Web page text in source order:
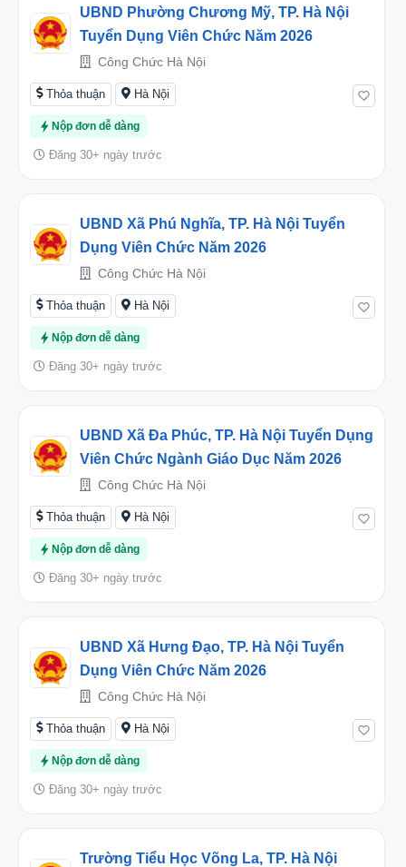
UBND Phường Chương Mỹ, TP. Hà Nội
Tuyển Dụng Viên Chức Năm 2026
Công Chức Hà Nội
Thỏa thuận Hà Nội
Nộp đơn dễ dàng
Đăng 30+ ngày trước
UBND Xã Phú Nghĩa, TP. Hà Nội Tuyển
Dụng Viên Chức Năm 2026
Công Chức Hà Nội
Thỏa thuận Hà Nội
Nộp đơn dễ dàng
Đăng 30+ ngày trước
UBND Xã Đa Phúc, TP. Hà Nội Tuyển Dụng
Viên Chức Ngành Giáo Dục Năm 2026
Công Chức Hà Nội
Thỏa thuận Hà Nội
Nộp đơn dễ dàng
Đăng 30+ ngày trước
UBND Xã Hưng Đạo, TP. Hà Nội Tuyển
Dụng Viên Chức Năm 2026
Công Chức Hà Nội
Thỏa thuận Hà Nội
Nộp đơn dễ dàng
Đăng 30+ ngày trước
Trường Tiểu Học Võng La, TP. Hà Nội